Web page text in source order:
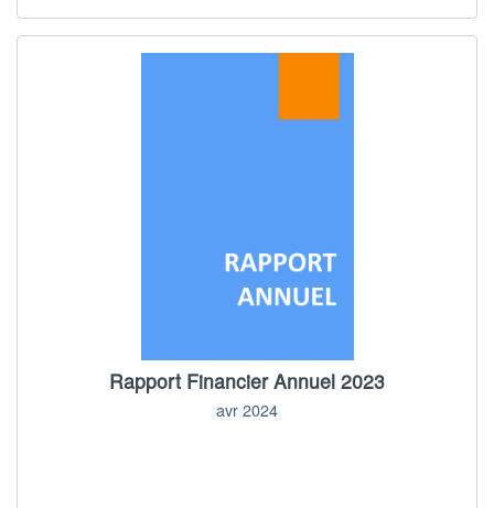
Rapport Financier Annuel 2023
avr 2024